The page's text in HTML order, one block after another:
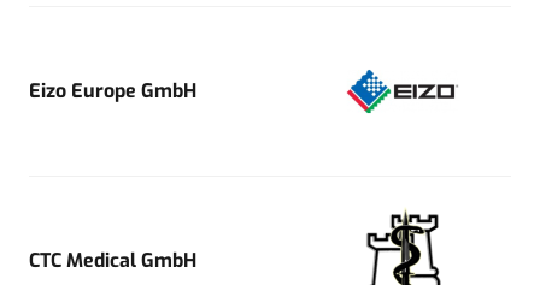
Eizo Europe GmbH
CTC Medical GmbH